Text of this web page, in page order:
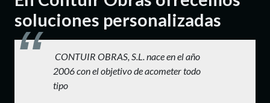
soluciones personalizadas
CONTUIR OBRAS, S.L. nace en el año
2006 con el objetivo de acometer todo
tipo